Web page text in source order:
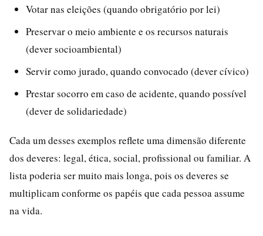
Votar nas eleições (quando obrigatório por lei)
Preservar o meio ambiente e os recursos naturais
(dever socioambiental)
Servir como jurado, quando convocado (dever cívico)
Prestar socorro em caso de acidente, quando possível
(dever de solidariedade)
Cada um desses exemplos reflete uma dimensão diferente
dos deveres: legal, ética, social, profissional ou familiar. A
lista poderia ser muito mais longa, pois os deveres se
multiplicam conforme os papéis que cada pessoa assume
na vida.